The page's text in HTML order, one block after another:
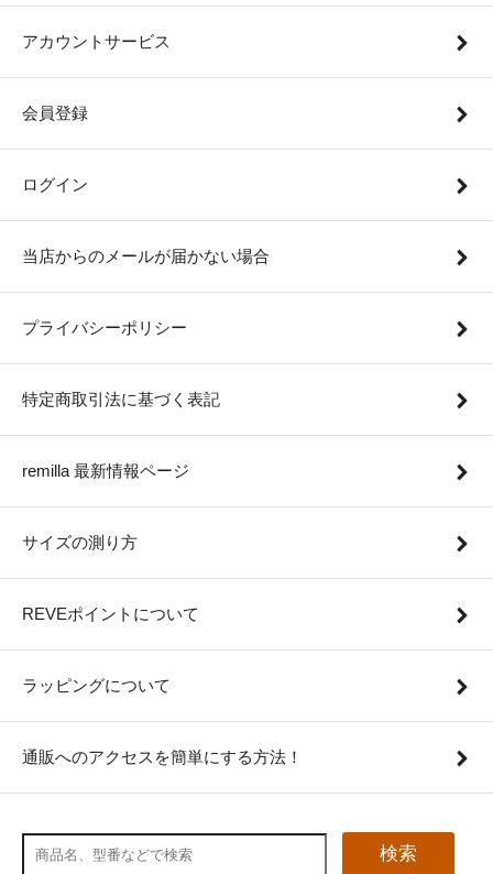
アカウントサービス
会員登録
ログイン
当店からのメールが届かない場合
プライバシーポリシー
特定商取引法に基づく表記
remilla 最新情報ページ
サイズの測り方
REVEポイントについて
ラッピングについて
通販へのアクセスを簡単にする方法！
検索